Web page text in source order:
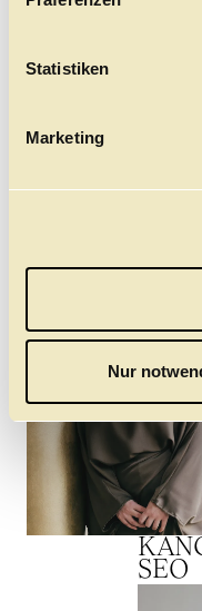
l
Statistiken
Marketing
Nur
MARIANA
SEO